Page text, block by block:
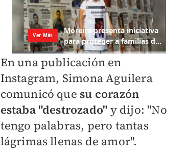
En una publicación en
Instagram, Simona Aguilera
comunicó que su corazón
estaba "destrozado" y dijo: "No
tengo palabras, pero tantas
lágrimas llenas de amor".